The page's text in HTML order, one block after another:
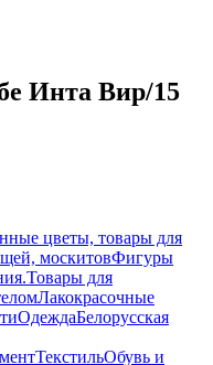
Инта Вир/15
цветы, товары для
москитовФигуры
Товары для
Лакокрасочные
ОдеждаБелорусская
ТекстильОбувь и